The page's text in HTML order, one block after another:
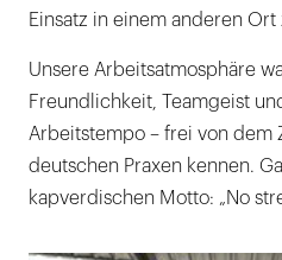
Einsatz in einem anderen
Unsere Arbeitsatmosphäre
Freundlichkeit, Teamgeist
Arbeitstempo – frei von dem
deutschen Praxen kennen.
kapverdischen Motto: „No